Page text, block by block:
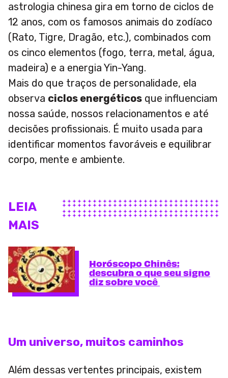
astrologia chinesa gira em torno de ciclos de
12 anos, com os famosos animais do zodíaco
(Rato, Tigre, Dragão, etc.), combinados com
os cinco elementos (fogo, terra, metal, água,
madeira) e a energia Yin-Yang.
Mais do que traços de personalidade, ela
observa ciclos energéticos que influenciam
nossa saúde, nossos relacionamentos e até
decisões profissionais. É muito usada para
identificar momentos favoráveis e equilibrar
corpo, mente e ambiente.
LEIA
MAIS
Horóscopo Chinês:
descubra o que seu signo
diz sobre você
Um universo, muitos caminhos
Além dessas vertentes principais, existem